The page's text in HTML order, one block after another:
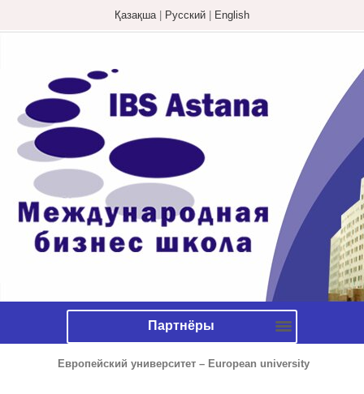
Қазақша | Русский | English
Партнёры
Европейский университет – European university